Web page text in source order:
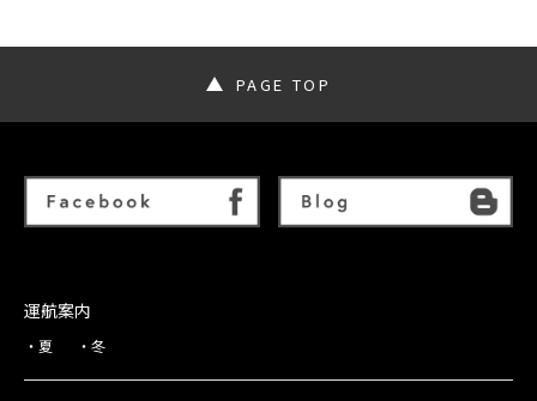
PAGE TOP
運航案内
夏 冬